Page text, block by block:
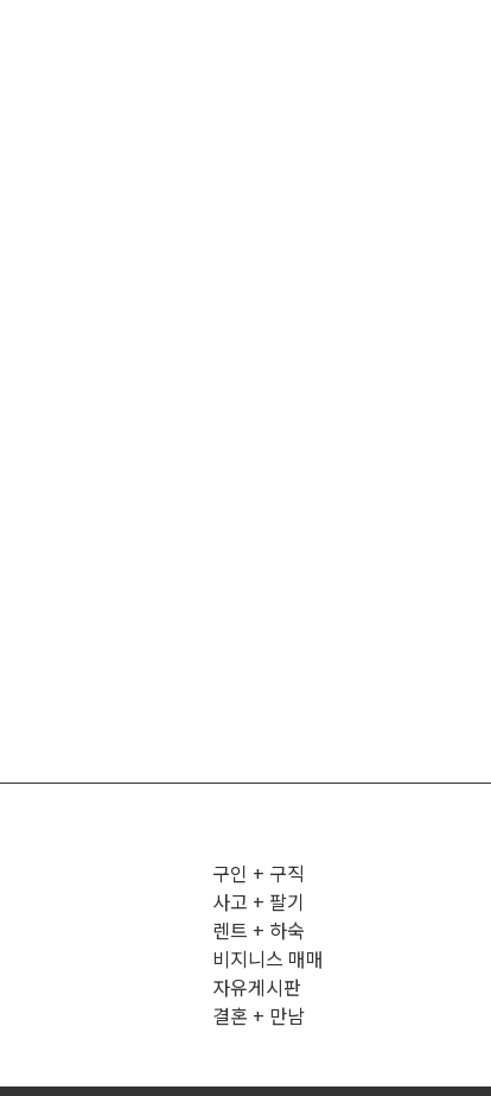
구인 + 구직
사고 + 팔기
렌트 + 하숙
비지니스 매매
자유게시판
결혼 + 만남